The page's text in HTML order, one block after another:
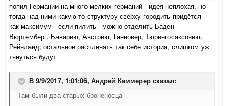
попил Германии на много мелких германий - идея неплохая, но
тогда над ними какую-то структуру сверху городить придётся
как максимум - если пилить - можно отделить Баден-
Вюртемберг, Баварию, Австрию, Ганновер, Тюрингосаксонию,
Рейнланд; остальное расчленять так себе история, слишком уж
тянуться будут
В 9/9/2017, 1:01:06, Андрей Каммерер сказал:
Там были два старых броненосца